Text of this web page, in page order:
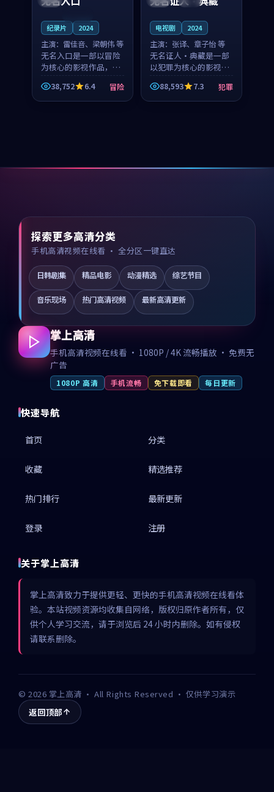
纪录片 2024
主演： 雷佳音、梁朝伟 等
无名入口是一部以冒险
为核心的影视作品，围
绕危机、反转与人物成
长展开，整体节奏紧
凑，值得推荐观看。
38,752 6.4 冒险
电视剧 2024
主演： 张译、章子怡 等
无名证人·典藏是一部
以犯罪为核心的影视作
品，围绕危机、反转与
人物成长展开，整体节
奏紧凑，值得推荐观
88,593 7.3 犯罪
探索更多高清分类
手机高清视频在线看 · 全分区一键直达
日韩剧集 精品电影 动漫精选 综艺节目
音乐现场 热门高清视频 最新高清更新
掌上高清
手机高清视频在线看 · 1080P / 4K 流畅播放 · 免费无
广告
1080P 高清 手机流畅 免下载即看 每日更新
快速导航
首页 分类
收藏 精选推荐
热门排行 最新更新
登录 注册
关于掌上高清
掌上高清致力于提供更轻、更快的手机高清视频在线看体
验。本站视频资源均收集自网络，版权归原作者所有，仅
供个人学习交流，请于浏览后 24 小时内删除。如有侵权
请联系删除。
©2026 掌上高清 · All Rights Reserved · 仅供学习演示
返回顶部